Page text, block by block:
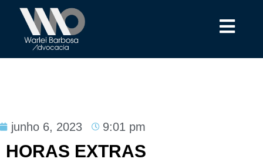
junho 6, 2023 9:01 pm
HORAS EXTRAS